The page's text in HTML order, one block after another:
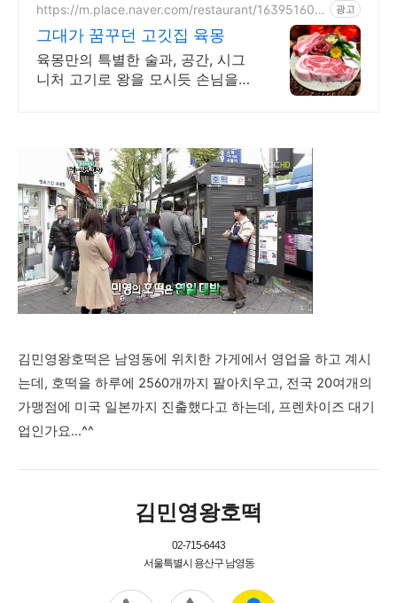
https://m.place.naver.com/restaurant/163951608
광고
그대가 꿈꾸던 고깃집 육몽
육몽만의 특별한 술과, 공간, 시그
니처 고기로 왕을 모시듯 손님을
김민영왕호떡은 남영동에 위치한 가게에서 영업을 하고 계시
는데, 호떡을 하루에 2560개까지 팔아치우고, 전국 20여개의
가맹점에 미국 일본까지 진출했다고 하는데, 프렌차이즈 대기
업인가요...^^